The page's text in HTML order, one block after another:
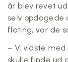
år blev revet
selv opdagede
floting, var de
– Vi vidste
skulle finde ud